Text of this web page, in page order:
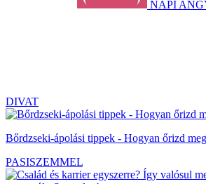
NAPI
DIVAT
Bőrdzseki-ápolási tippek - Hogyan őrizd
PASISZEMMEL